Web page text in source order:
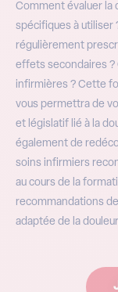
Comment évaluer la
spécifiques à utiliser
régulièrement
effets secondaires ?
infirmières ? Cette
vous permettra de
et législatif lié à la
également de
soins infirmiers
au cours de la
recommandations
adaptée de la